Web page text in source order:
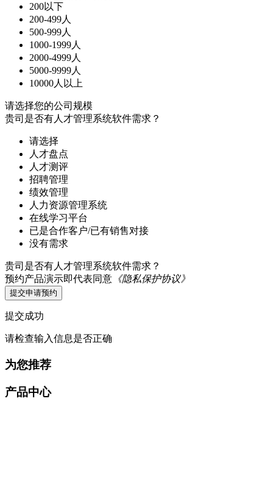
200以下
200-499人
500-999人
1000-1999人
2000-4999人
5000-9999人
10000人以上
请选择您的公司规模
贵司是否有人才管理系统软件需求？
请选择
人才盘点
人才测评
招聘管理
绩效管理
人力资源管理系统
在线学习平台
已是合作客户/已有销售对接
没有需求
贵司是否有人才管理系统软件需求？
预约产品演示即代表同意 《隐私保护协议》
提交申请预约
提交成功
请检查输入信息是否正确
为您推荐
产品中心